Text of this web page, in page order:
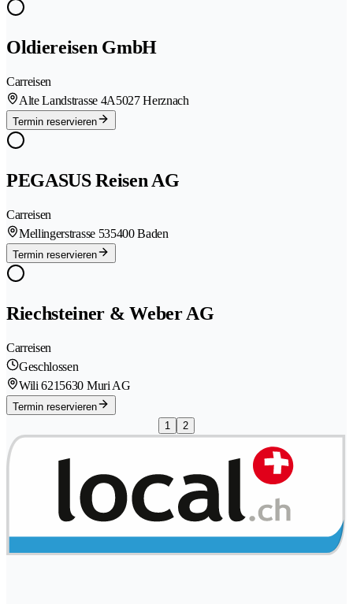
Oldiereisen GmbH
Carreisen
Alte Landstrasse 4A5027 Herznach
Termin reservieren
PEGASUS Reisen AG
Carreisen
Mellingerstrasse 535400 Baden
Termin reservieren
Riechsteiner & Weber AG
Carreisen
Geschlossen
Wili 6215630 Muri AG
Termin reservieren
1
2